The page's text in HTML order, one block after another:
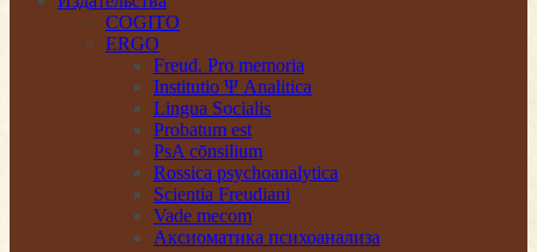
COGITO
ERGO
Freud. Pro memoria
Institutio Ψ Analitica
Lingua Socialis
Probatum est
PsA cōnsilium
Rossica psychoanalytica
Scientia Freudiani
Vade mecom
Аксиоматика психоанализа